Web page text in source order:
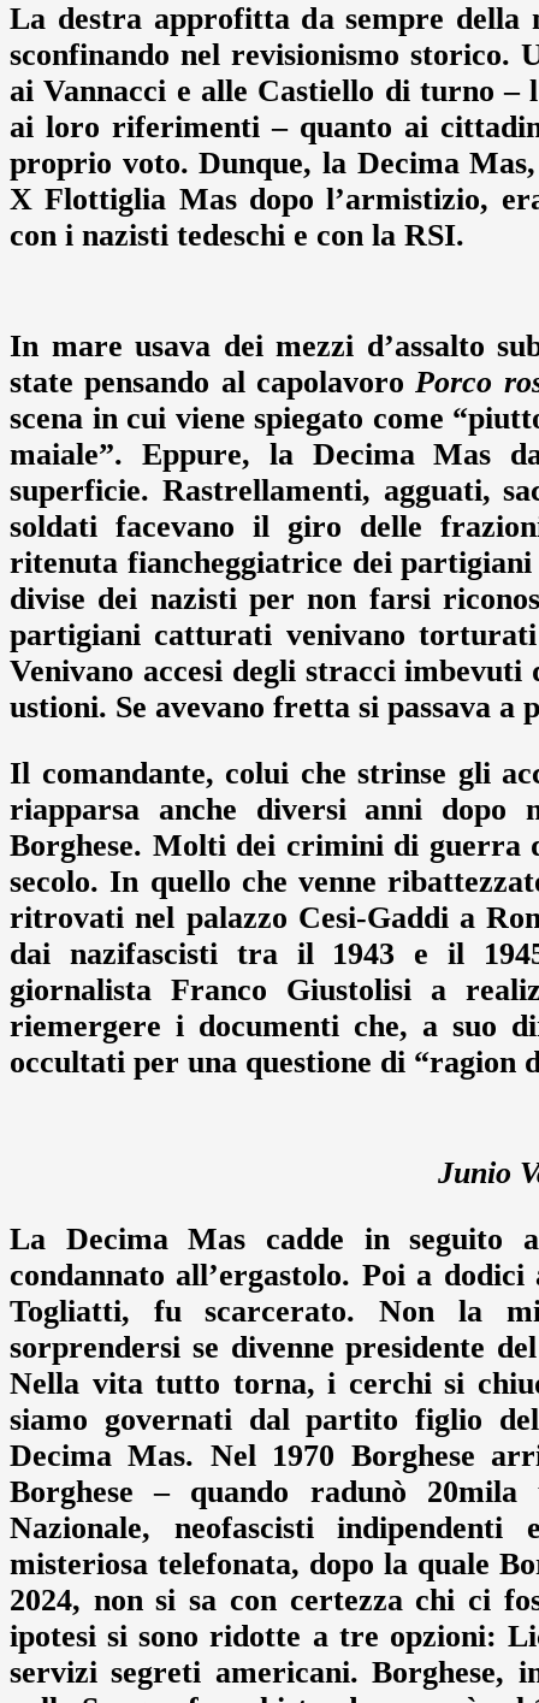
La destra approfitta da sempre della
sconfinando nel revisionismo storico.
ai Vannacci e alle Castiello di turno –
ai loro riferimenti – quanto ai
proprio voto. Dunque, la Decima
X Flottiglia Mas dopo l’armistizio,
con i nazisti tedeschi e con la RSI.
In mare usava dei mezzi d’assalto
state pensando al capolavoroPorco
scena in cui viene spiegato come
maiale”. Eppure, la Decima Mas
superficie. Rastrellamenti, agguati,
soldati facevano il giro delle
ritenuta fiancheggiatrice dei partigiani
divise dei nazisti per non farsi
partigiani catturati venivano
Venivano accesi degli stracci
ustioni. Se avevano fretta si passava a
Il comandante, colui che strinse gli
riapparsa anche diversi anni dopo
Borghese. Molti dei crimini di guerra
secolo. In quello che venne
ritrovati nel palazzo Cesi-Gaddi a
dai nazifascisti tra il 1943 e il
giornalista Franco Giustolisi a
riemergere i documenti che, a suo
occultati per una questione di “ragion
Junio
La Decima Mas cadde in seguito
condannato all’ergastolo. Poi a
Togliatti, fu scarcerato. Non la
sorprendersi se divenne presidente
Nella vita tutto torna, i cerchi si
siamo governati dal partito figlio
Decima Mas. Nel 1970 Borghese
Borghese – quando radunò
Nazionale, neofascisti
misteriosa telefonata, dopo la quale
2024, non si sa con certezza chi ci
ipotesi si sono ridotte a tre opzioni:
servizi segreti americani. Borghese,